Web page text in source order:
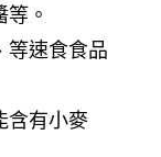
。
等速食食品
含有小麥